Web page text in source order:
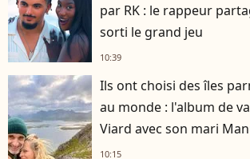
par RK : le rappeur
sorti le grand jeu
10:39
Ils ont choisi des îles
au monde : l'album de
Viard avec son mari
10:15